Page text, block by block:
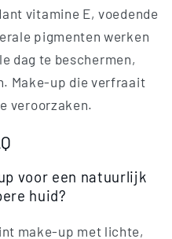
vitamine E, voedende
pigmenten werken
dag te beschermen,
Make-up die verfraait
veroorzaken.
voor een natuurlijk
huid?
make-up met lichte,